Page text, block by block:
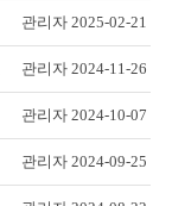
관리자 2025-02-21
관리자 2024-11-26
관리자 2024-10-07
관리자 2024-09-25